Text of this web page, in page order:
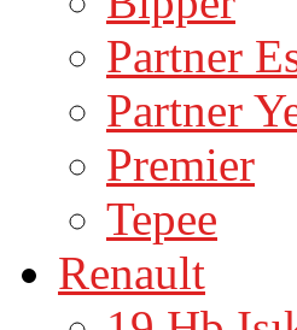
Partner
Partner
Premier
Tepee
Renault